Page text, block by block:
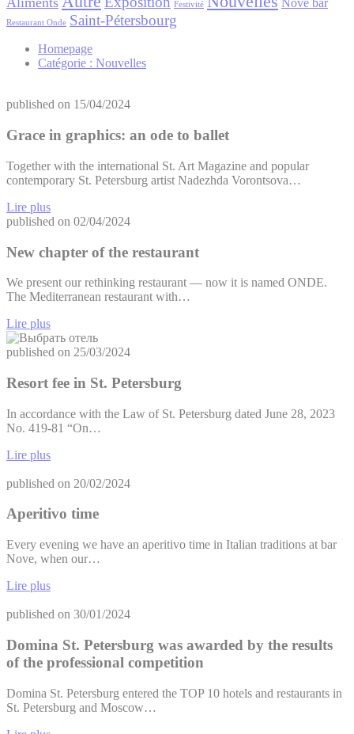
Donnez votre consentement pour l'envoi de données
utilisateur liées à la publicité à Google.
Annonces personnalisées
Donner le consentement à des tiers pour la publicité
personnalisée
Moins de détails
Festivité Nové bar
Restaurant Onde Saint-Pétersbourg
Homepage
Catégorie : Nouvelles
published on 15/04/2024
Grace in graphics: an ode to ballet
Together with the international St. Art Magazine and popular
contemporary St. Petersburg artist Nadezhda Vorontsova…
Lire plus
published on 02/04/2024
New chapter of the restaurant
We present our rethinking restaurant — now it is named ONDE.
The Mediterranean restaurant with…
Lire plus
published on 25/03/2024
Resort fee in St. Petersburg
In accordance with the Law of St. Petersburg dated June 28, 2023
No. 419-81 “On…
Lire plus
published on 20/02/2024
Aperitivo time
Every evening we have an aperitivo time in Italian traditions at bar
Nove, when our…
Lire plus
published on 30/01/2024
Domina St. Petersburg was awarded by the results
of the professional competition
Domina St. Petersburg entered the TOP 10 hotels and restaurants in
St. Petersburg and Moscow…